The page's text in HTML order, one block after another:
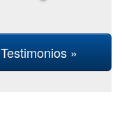
Testimonios »